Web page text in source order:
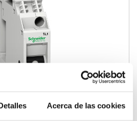
Acerca de las cookies